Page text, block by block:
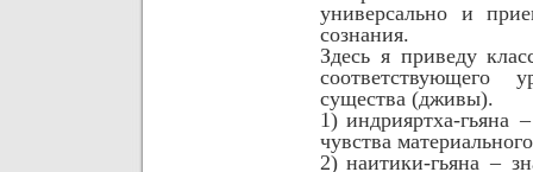
универсально и
сознания.
Здесь я приведу
соответствующего
существа (дживы).
1) индрияртха-гьяна
чувства
2) наитики-гьяна –